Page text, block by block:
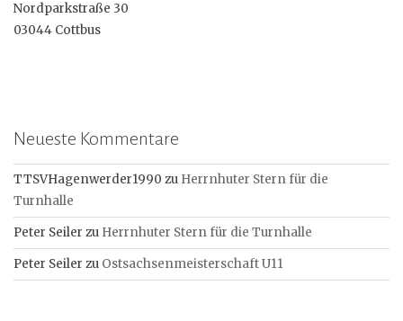
Nordparkstraße 30
03044 Cottbus
Neueste Kommentare
TTSVHagenwerder1990 zu Herrnhuter Stern für die
Turnhalle
Peter Seiler zu Herrnhuter Stern für die Turnhalle
Peter Seiler zu Ostsachsenmeisterschaft U11